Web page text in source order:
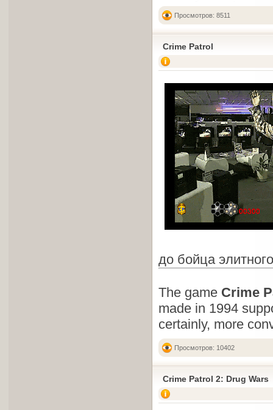
Просмотров: 8511
Crime Patrol
до бойца
The game Crime
made in 1994
certainly, more
Просмотров: 10402
Crime Patrol 2: Drug Wars